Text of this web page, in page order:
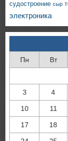
судостроение сыр
электроника
Пн Вт
3 4
10 11
17 18